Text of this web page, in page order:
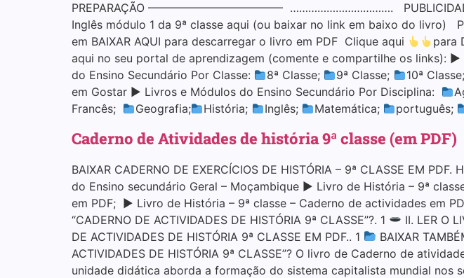
PREPARAÇÃO ———————————— ……………………………. PUBLICIDADE II.
Inglês módulo 1 da 9ª classe aqui (ou baixar no link em baixo do livro)
em BAIXAR AQUI para descarregar o livro em PDF Clique aqui
para
aqui no seu portal de aprendizagem (comente e compartilhe os links): ▶
do Ensino Secundário Por Classe:
8ª Classe; 9ª Classe; 10ª Classe;
em Gostar ▶ Livros e Módulos do Ensino Secundário Por Disciplina:
Francês;
Geografia; História; Inglês; Matemática; português;
Caderno de Atividades de história 9ª classe (em PDF)
BAIXAR CADERNO DE EXERCÍCIOS DE HISTÓRIA – 9ª CLASSE EM
do Ensino secundário Geral – Moçambique ▶ Livro de História – 9ª
em PDF; ▶ Livro de História – 9ª classe – Caderno de actividades em
“CADERNO DE ACTIVIDADES DE HISTÓRIA 9ª CLASSE”?. 1
II. LER O
DE ACTIVIDADES DE HISTÓRIA 9ª CLASSE EM PDF.. 1
BAIXAR
ACTIVIDADES DE HISTÓRIA 9ª CLASSE”? O livro de Caderno de
unidade didática aborda a formação do sistema capitalista mundial nos